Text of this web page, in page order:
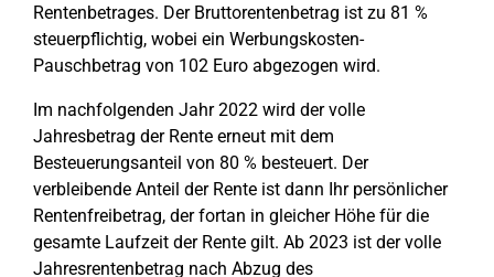
Rentenbetrages. Der Bruttorentenbetrag ist zu 81 %
steuerpflichtig, wobei ein Werbungskosten-
Pauschbetrag von 102 Euro abgezogen wird.
Im nachfolgenden Jahr 2022 wird der volle
Jahresbetrag der Rente erneut mit dem
Besteuerungsanteil von 80 % besteuert. Der
verbleibende Anteil der Rente ist dann Ihr persönlicher
Rentenfreibetrag, der fortan in gleicher Höhe für die
gesamte Laufzeit der Rente gilt. Ab 2023 ist der volle
Jahresrentenbetrag nach Abzug des